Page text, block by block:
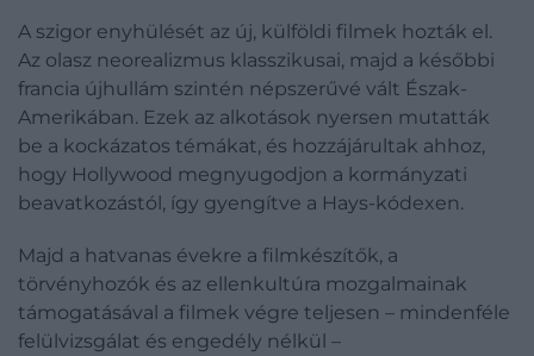
A szigor enyhülését az új, külföldi filmek hozták el.
Az olasz neorealizmus klasszikusai, majd a későbbi
francia újhullám szintén népszerűvé vált Észak-
Amerikában. Ezek az alkotások nyersen mutatták
be a kockázatos témákat, és hozzájárultak ahhoz,
hogy Hollywood megnyugodjon a kormányzati
beavatkozástól, így gyengítve a Hays-kódexen.
Majd a hatvanas évekre a filmkészítők, a
törvényhozók és az ellenkultúra mozgalmainak
támogatásával a filmek végre teljesen – mindenféle
felülvizsgálat és engedély nélkül –